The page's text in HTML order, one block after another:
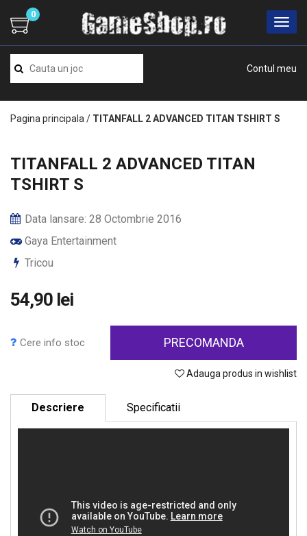
Contul meu
0
Pagina principala / TITANFALL 2 ADVANCED TITAN TSHIRT S
TITANFALL 2 ADVANCED TITAN
TSHIRT S
Data lansare: 28 Octombrie 2016
Gaya Entertainment
Tricou
54,90 lei
Cere info stoc PRECOMANDA
Adauga produs in wishlist
Descriere Specificatii